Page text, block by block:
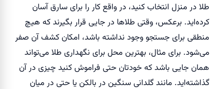
طلا در منزل انتخاب کنید، در واقع کار را برای سارق آسان
کرده‌اید. برعکس، وقتی طلاها در جایی قرار بگیرند که هیچ
منطقی برای جستجو وجود نداشته باشد، امکان کشف آن صفر
می‌شود. برای مثال، بهترین محل برای نگهداری طلا می‌تواند
همان جایی باشد که خودتان حتی فراموش کنید چیزی در آن
گذاشته‌اید. مانند گلدانی سنگین در بالکن یا حتی در میان